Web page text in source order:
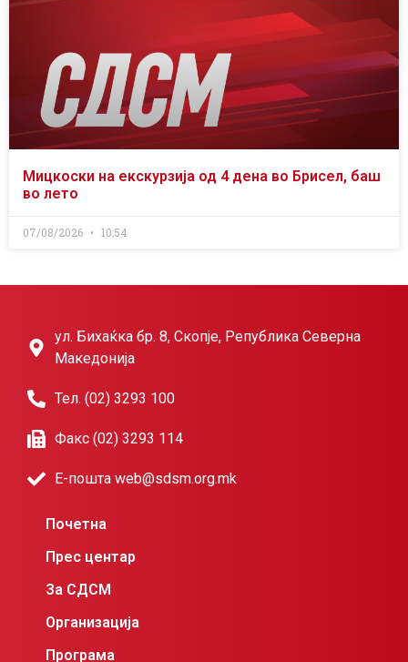
Мицкоски на екскурзија од 4 дена во Брисел, баш
во лето
07/08/2026 10:54
ул. Бихаќка бр. 8, Скопје, Република Северна
Македонија
Тел. (02) 3293 100
Факс (02) 3293 114
Е-пошта web@sdsm.org.mk
Почетна
Прес центар
За СДСМ
Организација
Програма